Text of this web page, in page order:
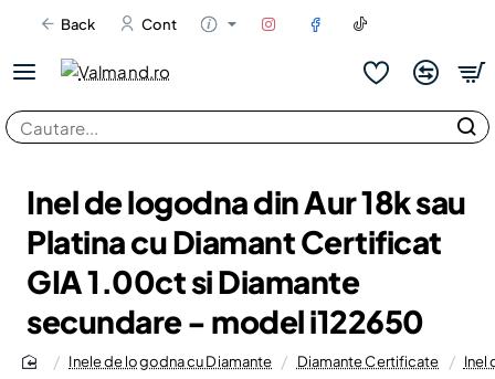
Back Cont
Cautare...
Inel de logodna din Aur 18k sau
Platina cu Diamant Certificat
GIA 1.00ct si Diamante
secundare - model i122650
Inele de logodna cu Diamante Diamante Certificate Inel